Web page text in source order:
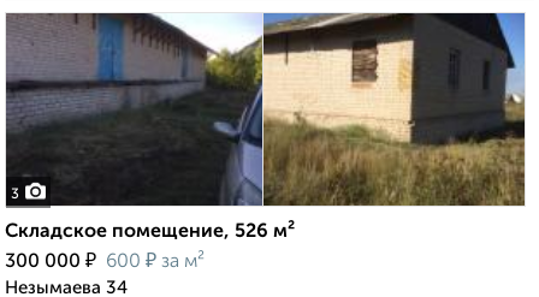
3
Складское помещение, 526 м²
300 000 ₽ 600 ₽ за м²
Незымаева 34